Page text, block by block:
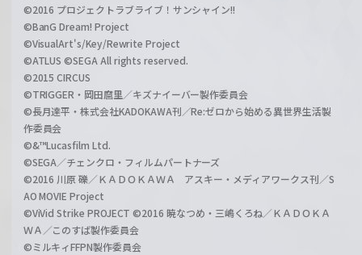
©2016 プロジェクトラブライブ！サンシャイン!!
©BanG Dream! Project
©VisualArt's/Key/Rewrite Project
©ATLUS ©SEGA All rights reserved.
©2015 CIRCUS
©TRIGGER・岡田麿里／キズナイーバー製作委員会
©長月達平・株式会社KADOKAWA刊／Re:ゼロから始める異世界生活製
作委員会
©&™Lucasfilm Ltd.
©SEGA／チェンクロ・フィルムパートナーズ
©2016 川原 礫／ＫＡＤＯＫＡＷＡ アスキー・メディアワークス刊／S
AO MOVIE Project
©ViVid Strike PROJECT ©2016 暁なつめ・三嶋くろね／ＫＡＤＯＫＡ
ＷＡ／このすば製作委員会
©ミルキィFFPN製作委員会